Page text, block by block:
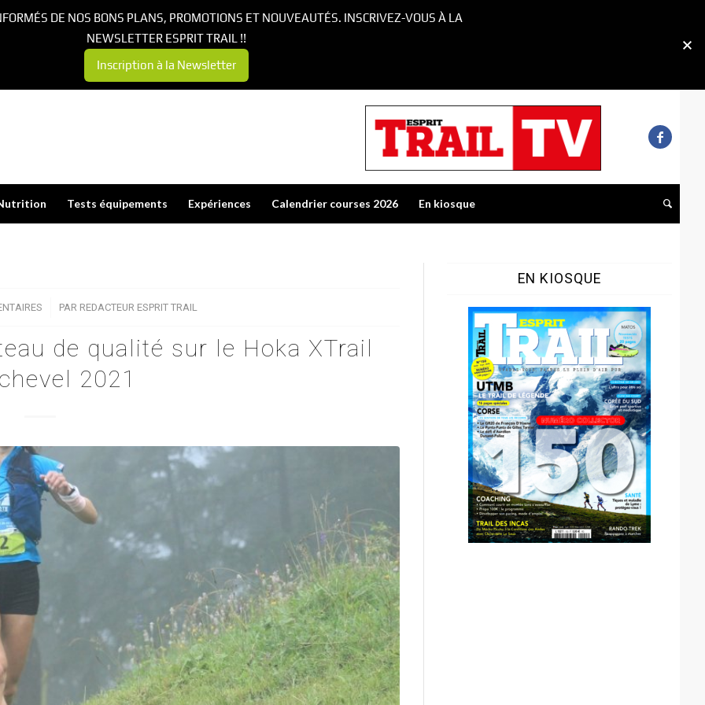
Tests équipements Expériences Calendrier courses 2026 En kiosque
PAR REDACTEUR ESPRIT TRAIL
de qualité sur le Hoka XTrail
2021
EN KIOSQUE
DE NOS BONS PLANS, PROMOTIONS ET NOUVEAUTÉS. INSCRIVEZ-VOUS À LA
NEWSLETTER ESPRIT TRAIL !!
Inscription à la Newsletter